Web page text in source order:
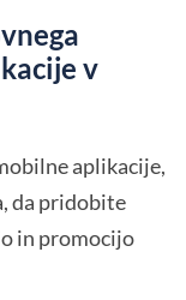
v
aplikacije,
da pridobite
in promocijo